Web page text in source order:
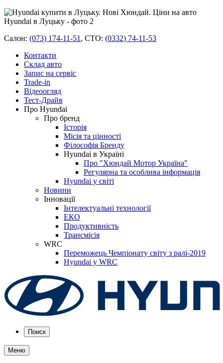
Салон: (073) 174-11-51 , СТО: (0332) 74-11-53
Контакти
Склад авто
Запис на сервіс
Trade-in
Відеоогляд
Тест-Драйв
Про Hyundai
Про бренд
Історія
Місія та цінності
Філософія Бренду
Hyundai в Україні
Про "Хюндай Мотор Україна"
Регулярна та особлива інформація
Hyundai у світі
Новини
Інновації
Інтелектуальні технології
ЕКО
Продуктивність
Трансмісія
WRC
Переможець Чемпіонату світу з ралі-2019
Hyundai у WRC
Поиск
Меню